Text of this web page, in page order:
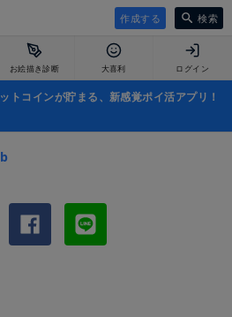
作成する 検索
お絵描き診断 大喜利 ログイン
トコインが貯まる、新感覚ポイ活アプリ！